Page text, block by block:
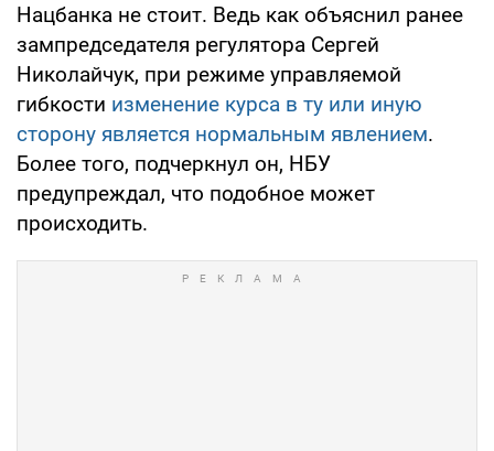
Нацбанка не стоит. Ведь как объяснил ранее
зампредседателя регулятора Сергей
Николайчук, при режиме управляемой
гибкости изменение курса в ту или иную
сторону является нормальным явлением.
Более того, подчеркнул он, НБУ
предупреждал, что подобное может
происходить.